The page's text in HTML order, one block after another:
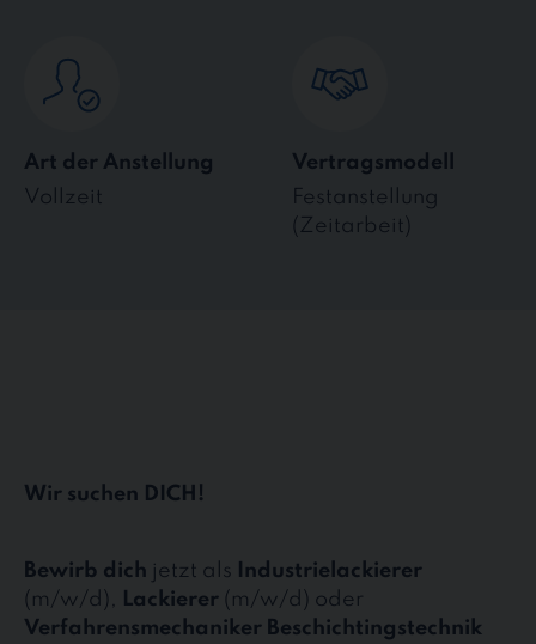
Art der Anstellung
Vollzeit
Vertragsmodell
Festanstellung
(Zeitarbeit)
Wir suchen DICH!
Bewirb dich jetzt als
Industrielackierer
(m/w/d),
Lackierer (m/w/d) oder
Verfahrensmechaniker Beschichtingstechnik